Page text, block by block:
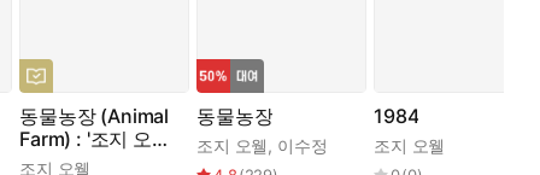
동물농장 (Animal
Farm) : '조지 오웰'
영어 원서 읽기
조지 오웰
동물농장
조지 오웰, 이수정
1984
조지 오웰